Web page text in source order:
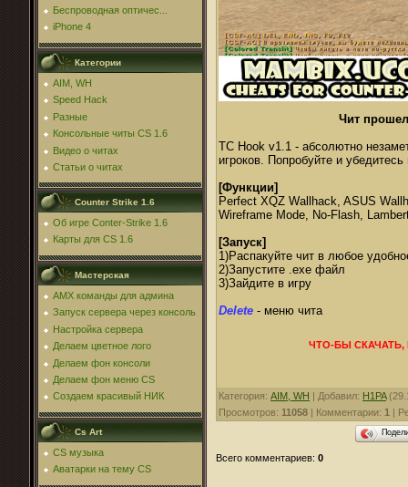
Беспроводная оптичес...
iPhone 4
Категории
AIM, WH
Speed Hack
Разные
Консольные читы CS 1.6
Видео о читах
Статьи о читах
Counter Strike 1.6
Об игре Conter-Strike 1.6
Карты для CS 1.6
Мастерская
AMX команды для админа
Запуск сервера через консоль
Настройка сервера
Делаем цветное лого
Делаем фон консоли
Делаем фон меню CS
Создаем красивый НИК
Cs Art
CS музыка
Аватарки на тему CS
Чит
TC Hook v1.1 - абсолютно
игроков. Попробуйте и
[Функции]
Perfect XQZ Wallhack, ASUS
Wireframe Mode, No-Flash,
[Запуск]
1)Распакуйте чит в любое
2)Запустите .exe файл
3)Зайдите в игру
Delete - меню чита
ЧТО-БЫ
Категория: AIM, WH | Добавил: H1PA
Просмотров: 11058 | Комментарии: 1 |
Всего комментариев: 0